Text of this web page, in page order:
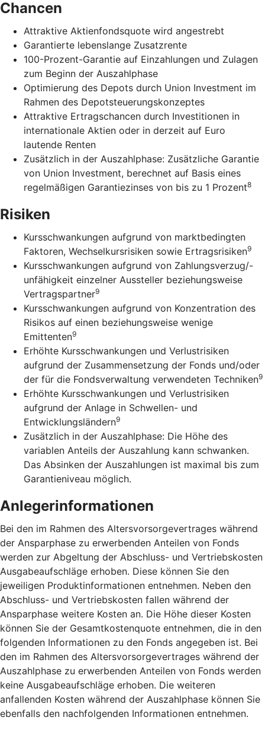
Chancen
Attraktive Aktienfondsquote wird angestrebt
Garantierte lebenslange Zusatzrente
100-Prozent-Garantie auf Einzahlungen und Zulagen
zum Beginn der Auszahlphase
Optimierung des Depots durch Union Investment im
Rahmen des Depotsteuerungskonzeptes
Attraktive Ertragschancen durch Investitionen in
internationale Aktien oder in derzeit auf Euro
lautende Renten
Zusätzlich in der Auszahlphase: Zusätzliche Garantie
von Union Investment, berechnet auf Basis eines
regelmäßigen Garantiezinses von bis zu 1 Prozent8
Risiken
Kursschwankungen aufgrund von marktbedingten
Faktoren, Wechselkursrisiken sowie Ertragsrisiken9
Kursschwankungen aufgrund von Zahlungsverzug/-
unfähigkeit einzelner Aussteller beziehungsweise
Vertragspartner9
Kursschwankungen aufgrund von Konzentration des
Risikos auf einen beziehungsweise wenige
Emittenten9
Erhöhte Kursschwankungen und Verlustrisiken
aufgrund der Zusammensetzung der Fonds und/oder
der für die Fondsverwaltung verwendeten Techniken9
Erhöhte Kursschwankungen und Verlustrisiken
aufgrund der Anlage in Schwellen- und
Entwicklungsländern9
Zusätzlich in der Auszahlphase: Die Höhe des
variablen Anteils der Auszahlung kann schwanken.
Das Absinken der Auszahlungen ist maximal bis zum
Garantieniveau möglich.
Anlegerinformationen
Bei den im Rahmen des Altersvorsorgevertrages während
der Ansparphase zu erwerbenden Anteilen von Fonds
werden zur Abgeltung der Abschluss- und Vertriebskosten
Ausgabeaufschläge erhoben. Diese können Sie den
jeweiligen Produktinformationen entnehmen. Neben den
Abschluss- und Vertriebskosten fallen während der
Ansparphase weitere Kosten an. Die Höhe dieser Kosten
können Sie der Gesamtkostenquote entnehmen, die in den
folgenden Informationen zu den Fonds angegeben ist. Bei
den im Rahmen des Altersvorsorgevertrages während der
Auszahlphase zu erwerbenden Anteilen von Fonds werden
keine Ausgabeaufschläge erhoben. Die weiteren
anfallenden Kosten während der Auszahlphase können Sie
ebenfalls den nachfolgenden Informationen entnehmen.